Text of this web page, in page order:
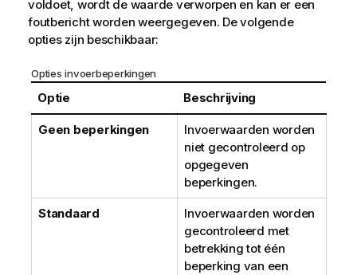
voldoet, wordt de waarde verworpen en kan er een
foutbericht worden weergegeven. De volgende
opties zijn beschikbaar:
Opties invoerbeperkingen
Optie Beschrijving
Geen beperkingen
Invoerwaarden worden
niet gecontroleerd op
opgegeven
beperkingen.
Standaard
Invoerwaarden worden
gecontroleerd met
betrekking tot één
beperking van een